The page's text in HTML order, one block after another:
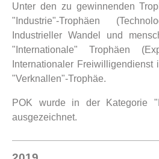
Unter den zu gewinnenden
"Industrie"-Trophäen
Industrieller Wandel und
"Internationale" Trophäen
Internationaler Freiwilligendienst
"Verknallen"-Trophäe.
POK wurde in der Kategorie
ausgezeichnet.